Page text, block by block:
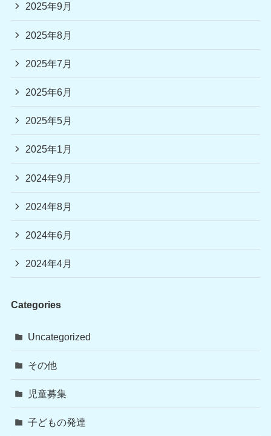
2025年9月
2025年8月
2025年7月
2025年6月
2025年5月
2025年1月
2024年9月
2024年8月
2024年6月
2024年4月
Categories
Uncategorized
その他
児童募集
子どもの発達